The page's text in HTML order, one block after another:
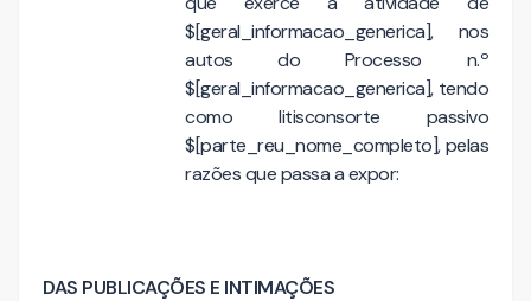
$[geral_informacao_generica], nos
autos do Processo n.º
$[geral_informacao_generica], tendo
como litisconsorte passivo
$[parte_reu_nome_completo], pelas
razões que passa a expor:
DAS PUBLICAÇÕES E INTIMAÇÕES